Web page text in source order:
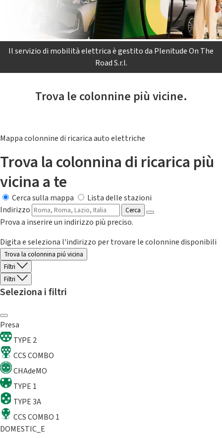
Il servizio di mobilità elettrica è gestito da Plenitude On The
Road S.r.l.
Trova le colonnine più vicine.
Mappa colonnine di ricarica auto elettriche
Trova la colonnina di ricarica più
vicina a te
Cerca sulla mappa
Lista delle stazioni
Indirizzo
Cerca
Prova a inserire un indirizzo più preciso.
Digita e seleziona l'indirizzo per trovare le colonnine disponibili
Trova la colonnina piú vicina
Filtri
Filtri
Seleziona i filtri
Presa
TYPE 2
CCS COMBO
CHAdeMO
TYPE 1
TYPE 3A
CCS COMBO 1
DOMESTIC_E